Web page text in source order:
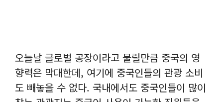
오늘날 글로벌 공장이라고 불릴만큼 중국의 영
향력은 막대한데, 여기에 중국인들의 관광 소비
도 빼놓을 수 없다. 국내에서도 중국인들이 많이